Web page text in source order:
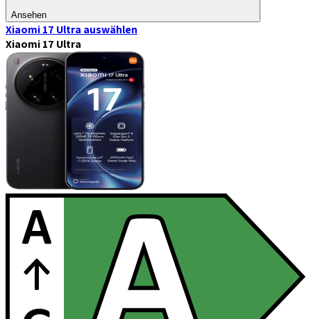
Ansehen
Xiaomi 17 Ultra auswählen
Xiaomi 17 Ultra